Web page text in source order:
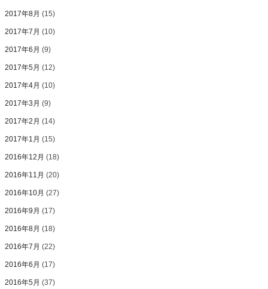
2017年8月 (15)
2017年7月 (10)
2017年6月 (9)
2017年5月 (12)
2017年4月 (10)
2017年3月 (9)
2017年2月 (14)
2017年1月 (15)
2016年12月 (18)
2016年11月 (20)
2016年10月 (27)
2016年9月 (17)
2016年8月 (18)
2016年7月 (22)
2016年6月 (17)
2016年5月 (37)